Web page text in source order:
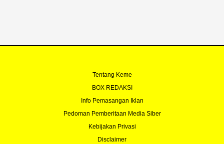
Tentang Keme
BOX REDAKSI
Info Pemasangan Iklan
Pedoman Pemberitaan Media Siber
Kebijakan Privasi
Disclaimer